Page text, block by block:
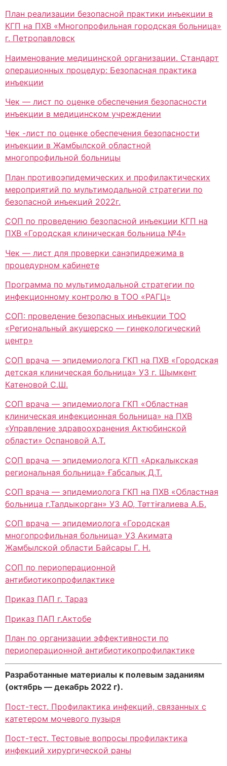
План реализации безопасной практики инъекции в
КГП на ПХВ «Многопрофильная городская больница»
г. Петропавловск
Наименование медицинской организации. Стандарт
операционных процедур: Безопасная практика
инъекции
Чек — лист по оценке обеспечения безопасности
инъекции в медицинском учреждении
Чек -лист по оценке обеспечения безопасности
инъекции в Жамбылской областной
многопрофильной больницы
План противоэпидемических и профилактических
мероприятий по мультимодальной стратегии по
безопасной инъекций 2022г.
СОП по проведению безопасной инъекции КГП на
ПХВ «Городская клиническая больница №4»
Чек — лист для проверки санэпидрежима в
процедурном кабинете
Программа по мультимодальной стратегии по
инфекционному контролю в ТОО «РАГЦ»
СОП: проведение безопасных инъекции ТОО
«Региональный акушерско — гинекологический
центр»
СОП врача — эпидемиолога ГКП на ПХВ «Городская
детская клиническая больница» УЗ г. Шымкент
Катеновой С.Ш.
СОП врача — эпидемиолога ГКП «Областная
клиническая инфекционная больница» на ПХВ
«Управление здравоохранения Актюбинской
области» Оспановой А.Т.
СОП врача — эпидемиолога КГП «Аркалыкская
региональная больница» Ғабсалық Д.Т.
СОП врача — эпидемиолога ГКП на ПХВ «Областная
больница г.Талдыкорган» УЗ АО, Тәттіғалиева А.Б.
СОП врача — эпидемиолога «Городская
многопрофильная больница» УЗ Акимата
Жамбылской области Байсары Г. Н.
СОП по периоперационной
антибиотикопрофилактике
Приказ ПАП г. Тараз
Приказ ПАП г.Актобе
План по организации эффективности по
периоперационной антибиотикопрофилактике
Разработанные материалы к полевым заданиям
(октябрь — декабрь 2022 г).
Пост-тест. Профилактика инфекций, связанных с
катетером мочевого пузыря
Пост-тест. Тестовые вопросы профилактика
инфекций хирургической раны